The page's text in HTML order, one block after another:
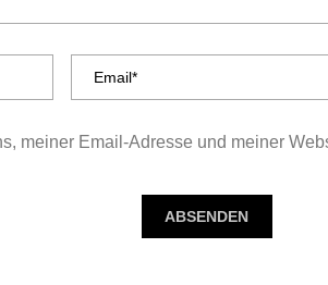
meiner Email-Adresse und meiner